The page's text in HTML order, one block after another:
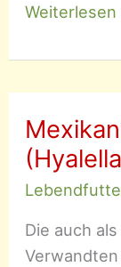
Weiterlesen
Die auch